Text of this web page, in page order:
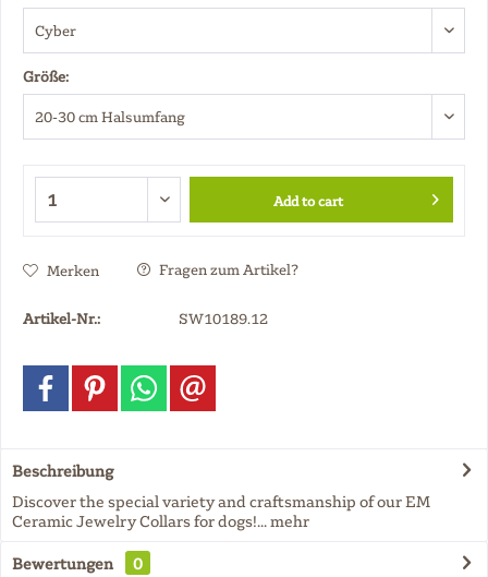
Größe:
Add to cart
Merken Fragen zum Artikel?
Artikel-Nr.: SW10189.12
Beschreibung
Discover the special variety and craftsmanship of our EM
Ceramic Jewelry Collars for dogs!...mehr
Bewertungen
0